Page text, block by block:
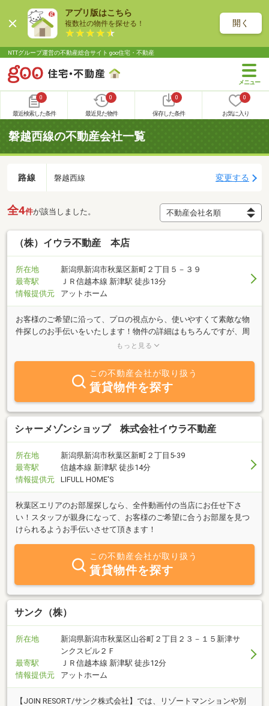
アプリ版はこちら
複数社の物件を探せる！ 開く
NTTグループ運営の不動産総合サイト goo住宅・不動産
0
最近検索した条件
0
最近見た物件
0
保存した条件
0
お気に入り
磐越西線の不動産会社一覧
路線 磐越西線 変更する
全4件が該当しました。
（株）イウラ不動産 本店
所在地
新潟県新潟市秋葉区新町２丁目５－３９
最寄駅
ＪＲ信越本線 新津駅 徒歩13分
情報提供元
アットホーム
お客様のご希望に沿って、プロの視点から、使いやすくて素敵な物
件探しのお手伝いをいたします！物件の詳細はもちろんですが、周
辺環境や住んでからも役立つ情報や秋葉区の良い所を色々お伝えし
との出会いに近いと思います。「この物件は♪」とピンと来たら、
是非実際に内見してみてください！見ないとわからない発見がきっ
もっと見る
この不動産会社が取り扱う
賃貸物件を探す
シャーメゾンショップ 株式会社イウラ不動産
所在地
新潟県新潟市秋葉区新町２丁目5-39
最寄駅
信越本線 新津駅 徒歩14分
情報提供元
LIFULL HOME'S
秋葉区エリアのお部屋探しなら、全件動画付の当店にお任せ下さ
い！スタッフが親身になって、お客様のご希望に合うお部屋を見つ
けられるようお手伝いさせて頂きます！
この不動産会社が取り扱う
賃貸物件を探す
サンク（株）
所在地
新潟県新潟市秋葉区山谷町２丁目２３－１５新津サ
ンクスビル２Ｆ
最寄駅
ＪＲ信越本線 新津駅 徒歩12分
情報提供元
アットホーム
【JOIN RESORT/サンク株式会社】では、リゾートマンションや別